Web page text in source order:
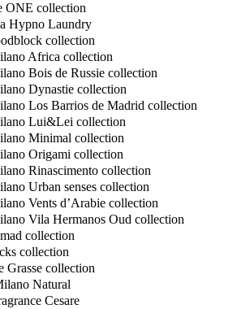
ONE collection
Hypno Laundry
collection
Africa collection
Bois de Russie collection
Dynastie collection
Los Barrios de Madrid collection
Lui&Lei collection
Minimal collection
Origami collection
Rinascimento collection
Urban senses collection
Vents d’Arabie collection
Vila Hermanos Oud collection
collection
collection
Grasse collection
Natural
Cesare